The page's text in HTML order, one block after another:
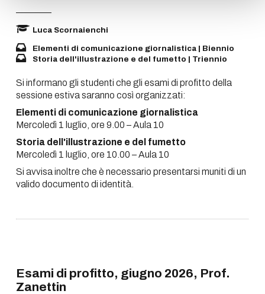
Luca Scornaienchi
Elementi di comunicazione giornalistica | Biennio
Storia dell'illustrazione e del fumetto | Triennio
Si informano gli studenti che gli esami di profitto della
sessione estiva saranno così organizzati:
Elementi di comunicazione giornalistica
Mercoledì 1 luglio, ore 9.00 – Aula 10
Storia dell'illustrazione e del fumetto
Mercoledì 1 luglio, ore 10.00 – Aula 10
Si avvisa inoltre che è necessario presentarsi muniti di un
valido documento di identità.
Esami di profitto, giugno 2026, Prof.
Zanettin